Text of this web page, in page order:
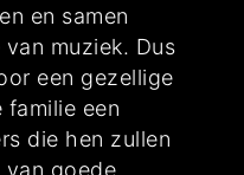
en samen
muziek. Dus
een gezellige
familie een
die hen zullen